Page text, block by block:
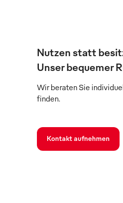
Nutzen statt
Unser bequemer
Wir beraten Sie
finden.
Kontakt aufnehmen